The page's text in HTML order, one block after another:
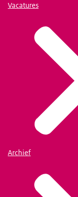
Vacatures
Archief